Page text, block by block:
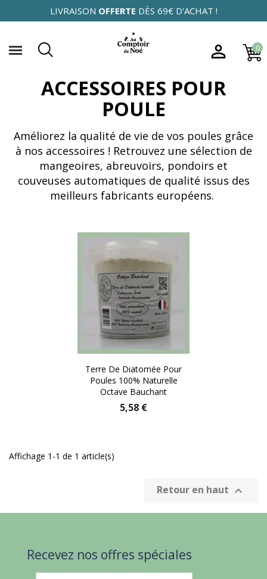
LIVRAISON OFFERTE DÈS 69€ D'ACHAT !
0

ACCESSOIRES POUR
POULE
Améliorez la qualité de vie de vos poules grâce
à nos accessoires ! Retrouvez une sélection de
mangeoires, abreuvoirs, pondoirs et
couveuses automatiques de qualité issus des
meilleurs fabricants européens.
Terre De Diatomée Pour
Poules 100% Naturelle
Octave Bauchant
5,58 €
Affichage 1-1 de 1 article(s)
Retour en haut 
Recevez nos offres spéciales